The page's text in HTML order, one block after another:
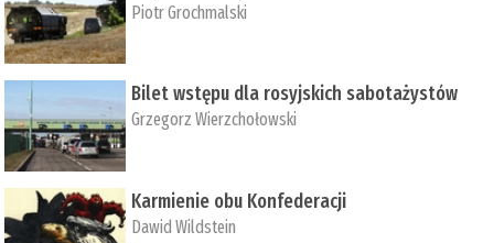
Piotr Grochmalski
Bilet wstępu dla rosyjskich sabotażystów
Grzegorz Wierzchołowski
Karmienie obu Konfederacji
Dawid Wildstein